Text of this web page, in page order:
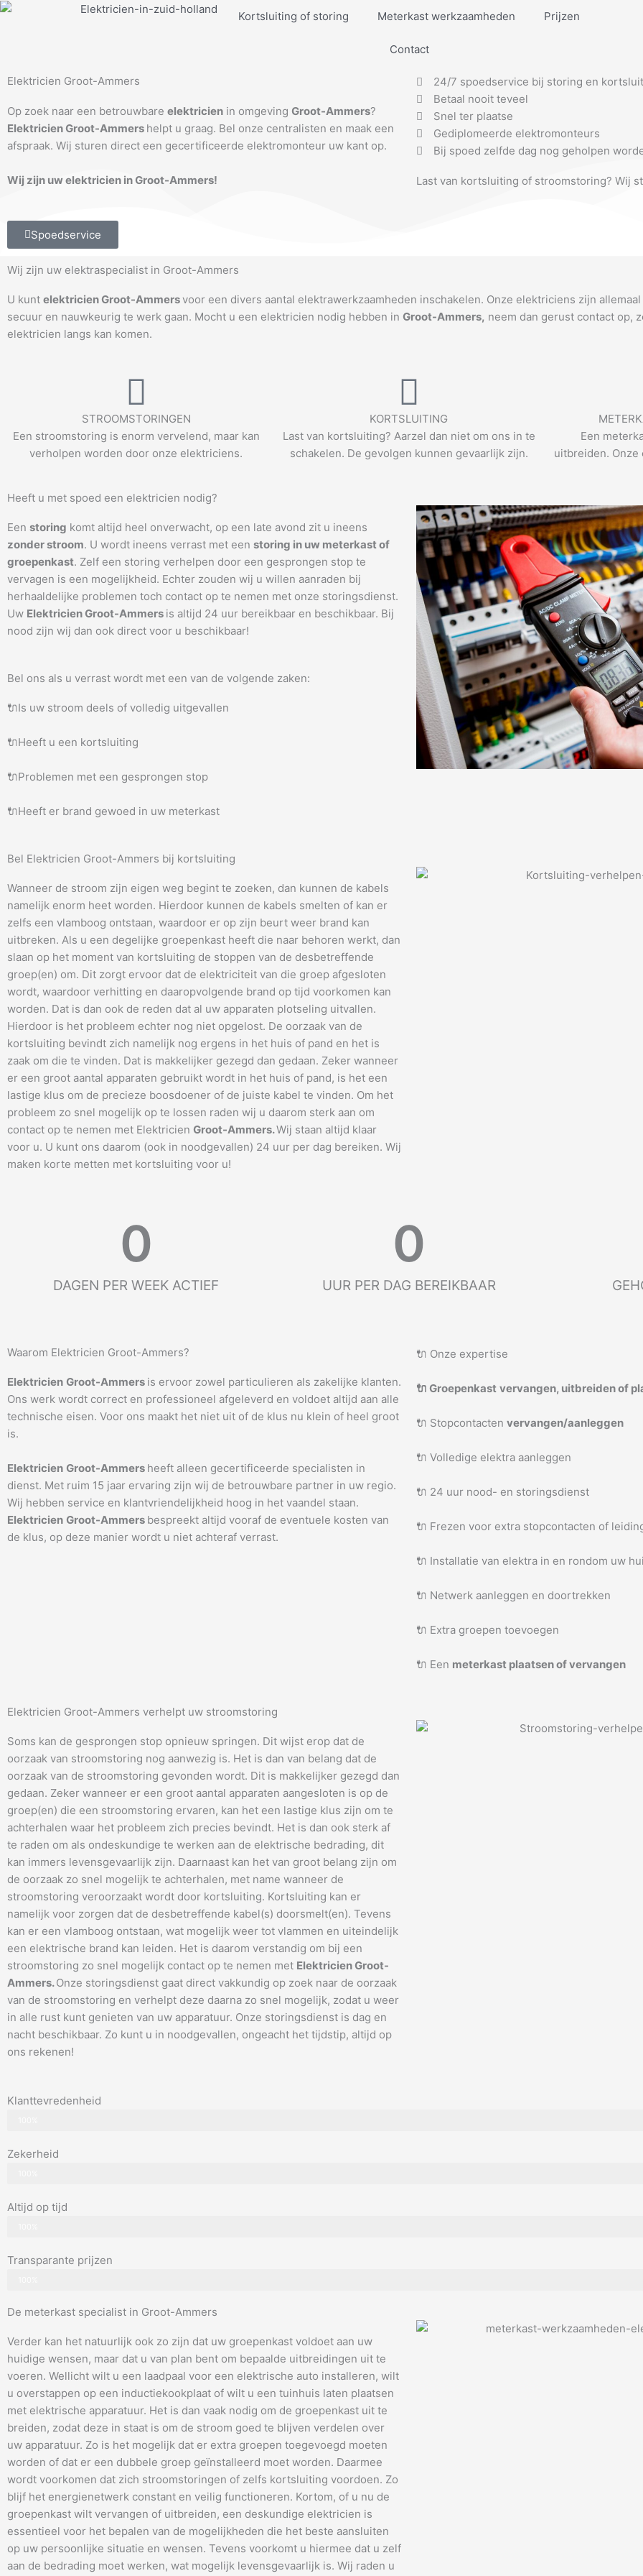
Ga
Kortsluiting of storing Meterkast werkzaamheden Prijzen
Contact
Elektricien Groot-Ammers
Op zoek naar een betrouwbare elektricien in omgeving Groot-Ammers?
Elektricien Groot-Ammers helpt u graag. Bel onze centralisten en maak een
afspraak. Wij sturen direct een gecertificeerde elektromonteur uw kant op.
Wij zijn uw elektricien in Groot-Ammers!
Spoedservice
24/7 spoedservice bij storing en
Betaal nooit teveel
Snel ter plaatse
Gediplomeerde elektromonteurs
Bij spoed zelfde dag nog geholpen
Last van kortsluiting of stroomstoring? Wij
Wij zijn uw elektraspecialist in Groot-Ammers
U kunt elektricien Groot-Ammersvoor een divers aantal elektrawerkzaamheden inschakelen. Onze elektriciens zijn
secuur en nauwkeurig te werk gaan. Mocht u een elektricien nodig hebben in Groot-Ammers, neem dan gerust contact op,
elektricien langs kan komen.
STROOMSTORINGEN
Een stroomstoring is enorm vervelend, maar kan
verholpen worden door onze elektriciens.
KORTSLUITING
Last van kortsluiting? Aarzel dan niet om ons in te
schakelen. De gevolgen kunnen gevaarlijk zijn.
Een
uitbreiden. Onze
Heeft u met spoed een elektricien nodig?
Een storing komt altijd heel onverwacht, op een late avond zit u ineens
zonder stroom. U wordt ineens verrast met een storing in uw meterkast of
groepenkast. Zelf een storing verhelpen door een gesprongen stop te
vervagen is een mogelijkheid. Echter zouden wij u willen aanraden bij
herhaaldelijke problemen toch contact op te nemen met onze storingsdienst.
Uw Elektricien Groot-Ammers is altijd 24 uur bereikbaar en beschikbaar. Bij
nood zijn wij dan ook direct voor u beschikbaar!
Bel ons als u verrast wordt met een van de volgende zaken:
🔌Is uw stroom deels of volledig uitgevallen
🔌Heeft u een kortsluiting
🔌Problemen met een gesprongen stop
🔌Heeft er brand gewoed in uw meterkast
Bel Elektricien Groot-Ammers bij kortsluiting
Wanneer de stroom zijn eigen weg begint te zoeken, dan kunnen de kabels
namelijk enorm heet worden. Hierdoor kunnen de kabels smelten of kan er
zelfs een vlamboog ontstaan, waardoor er op zijn beurt weer brand kan
uitbreken. Als u een degelijke groepenkast heeft die naar behoren werkt, dan
slaan op het moment van kortsluiting de stoppen van de desbetreffende
groep(en) om. Dit zorgt ervoor dat de elektriciteit van die groep afgesloten
wordt, waardoor verhitting en daaropvolgende brand op tijd voorkomen kan
worden. Dat is dan ook de reden dat al uw apparaten plotseling uitvallen.
Hierdoor is het probleem echter nog niet opgelost. De oorzaak van de
kortsluiting bevindt zich namelijk nog ergens in het huis of pand en het is
zaak om die te vinden. Dat is makkelijker gezegd dan gedaan. Zeker wanneer
er een groot aantal apparaten gebruikt wordt in het huis of pand, is het een
lastige klus om de precieze boosdoener of de juiste kabel te vinden. Om het
probleem zo snel mogelijk op te lossen raden wij u daarom sterk aan om
contact op te nemen met Elektricien Groot-Ammers.Wij staan altijd klaar
voor u. U kunt ons daarom (ook in noodgevallen) 24 uur per dag bereiken. Wij
maken korte metten met kortsluiting voor u!
DAGEN PER WEEK ACTIEF
0
UUR PER DAG BEREIKBAAR
0
Waarom Elektricien Groot-Ammers?
Elektricien Groot-Ammers is ervoor zowel particulieren als zakelijke klanten.
Ons werk wordt correct en professioneel afgeleverd en voldoet altijd aan alle
technische eisen. Voor ons maakt het niet uit of de klus nu klein of heel groot
is.
Elektricien Groot-Ammers heeft alleen gecertificeerde specialisten in
dienst. Met ruim 15 jaar ervaring zijn wij de betrouwbare partner in uw regio.
Wij hebben service en klantvriendelijkheid hoog in het vaandel staan.
Elektricien Groot-Ammers bespreekt altijd vooraf de eventuele kosten van
de klus, op deze manier wordt u niet achteraf verrast.
🔌 Onze expertise
🔌 Groepenkast vervangen, uitbreiden of
🔌 Stopcontacten vervangen/aanleggen
🔌 Volledige elektra aanleggen
🔌 24 uur nood- en storingsdienst
🔌 Frezen voor extra stopcontacten of
🔌 Installatie van elektra in en rondom uw
🔌 Netwerk aanleggen en doortrekken
🔌 Extra groepen toevoegen
🔌 Een meterkast plaatsen of vervangen
Elektricien Groot-Ammers verhelpt uw stroomstoring
Soms kan de gesprongen stop opnieuw springen. Dit wijst erop dat de
oorzaak van stroomstoring nog aanwezig is. Het is dan van belang dat de
oorzaak van de stroomstoring gevonden wordt. Dit is makkelijker gezegd dan
gedaan. Zeker wanneer er een groot aantal apparaten aangesloten is op de
groep(en) die een stroomstoring ervaren, kan het een lastige klus zijn om te
achterhalen waar het probleem zich precies bevindt. Het is dan ook sterk af
te raden om als ondeskundige te werken aan de elektrische bedrading, dit
kan immers levensgevaarlijk zijn. Daarnaast kan het van groot belang zijn om
de oorzaak zo snel mogelijk te achterhalen, met name wanneer de
stroomstoring veroorzaakt wordt door kortsluiting. Kortsluiting kan er
namelijk voor zorgen dat de desbetreffende kabel(s) doorsmelt(en). Tevens
kan er een vlamboog ontstaan, wat mogelijk weer tot vlammen en uiteindelijk
een elektrische brand kan leiden. Het is daarom verstandig om bij een
stroomstoring zo snel mogelijk contact op te nemen met Elektricien Groot-
Ammers.Onze storingsdienst gaat direct vakkundig op zoek naar de oorzaak
van de stroomstoring en verhelpt deze daarna zo snel mogelijk, zodat u weer
in alle rust kunt genieten van uw apparatuur. Onze storingsdienst is dag en
nacht beschikbaar. Zo kunt u in noodgevallen, ongeacht het tijdstip, altijd op
ons rekenen!
Klanttevredenheid
Zekerheid
Altijd op tijd
Transparante prijzen
De meterkast specialist in Groot-Ammers
Verder kan het natuurlijk ook zo zijn dat uw groepenkast voldoet aan uw
huidige wensen, maar dat u van plan bent om bepaalde uitbreidingen uit te
voeren. Wellicht wilt u een laadpaal voor een elektrische auto installeren, wilt
u overstappen op een inductiekookplaat of wilt u een tuinhuis laten plaatsen
met elektrische apparatuur. Het is dan vaak nodig om de groepenkast uit te
breiden, zodat deze in staat is om de stroom goed te blijven verdelen over
uw apparatuur. Zo is het mogelijk dat er extra groepen toegevoegd moeten
worden of dat er een dubbele groep geïnstalleerd moet worden. Daarmee
wordt voorkomen dat zich stroomstoringen of zelfs kortsluiting voordoen. Zo
blijf het energienetwerk constant en veilig functioneren. Kortom, of u nu de
groepenkast wilt vervangen of uitbreiden, een deskundige elektricien is
essentieel voor het bepalen van de mogelijkheden die het beste aansluiten
op uw persoonlijke situatie en wensen. Tevens voorkomt u hiermee dat u zelf
aan de bedrading moet werken, wat mogelijk levensgevaarlijk is. Wij raden u